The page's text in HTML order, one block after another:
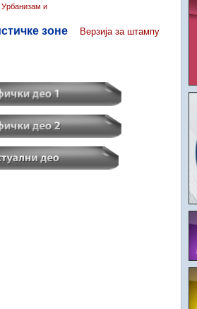
Урбанизам и
зоне
Верзија за штампу